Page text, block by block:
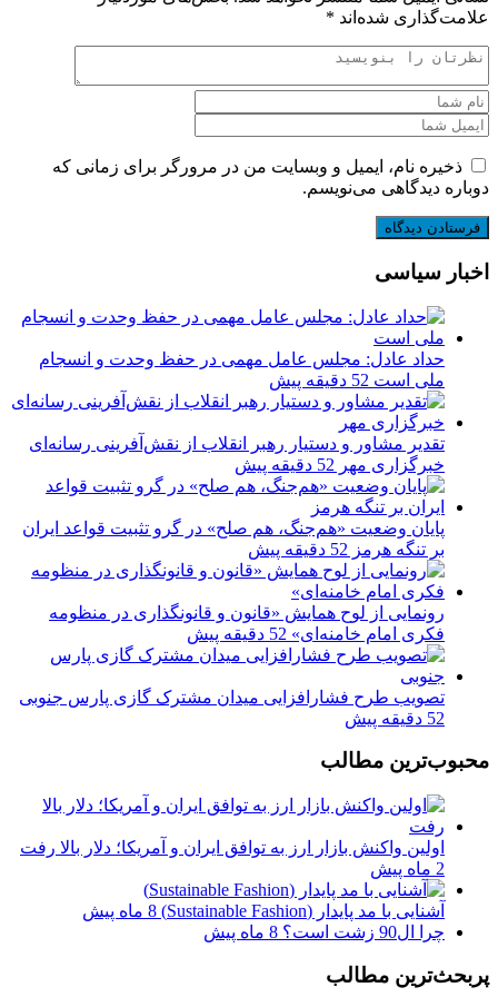
علامت‌گذاری شده‌اند *
ذخیره نام، ایمیل و وبسایت من در مرورگر برای زمانی که
دوباره دیدگاهی می‌نویسم.
اخبار سیاسی
حداد عادل: مجلس عامل مهمی در حفظ وحدت و انسجام
ملی است 52 دقیقه پیش
تقدیر مشاور و دستیار رهبر انقلاب از نقش‌آفرینی رسانه‌ای
خبرگزاری مهر 52 دقیقه پیش
پایان وضعیت «هم‌جنگ، هم صلح» در گرو تثبیت قواعد ایران
بر تنگه هرمز 52 دقیقه پیش
رونمایی از لوح همایش «قانون و قانونگذاری در منظومه
فکری امام خامنه‌ای» 52 دقیقه پیش
تصویب طرح فشارافزایی میدان مشترک گازی پارس جنوبی
52 دقیقه پیش
محبوب‌ترین مطالب
اولین واکنش بازار ارز به توافق ایران و آمریکا؛ دلار بالا رفت
2 ماه پیش
آشنایی با مد پایدار (Sustainable Fashion)
8 ماه پیش
چرا ال90 زشت است؟
8 ماه پیش
پربحث‌ترین مطالب